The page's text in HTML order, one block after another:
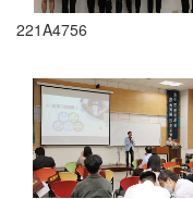
221A4756